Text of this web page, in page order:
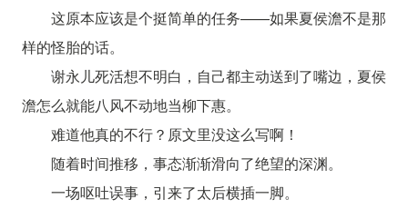
这原本应该是个挺简单的任务——如果夏侯澹不是那
样的怪胎的话。
谢永儿死活想不明白，自己都主动送到了嘴边，夏侯
澹怎么就能八风不动地当柳下惠。
难道他真的不行？原文里没这么写啊！
随着时间推移，事态渐渐滑向了绝望的深渊。
一场呕吐误事，引来了太后横插一脚。